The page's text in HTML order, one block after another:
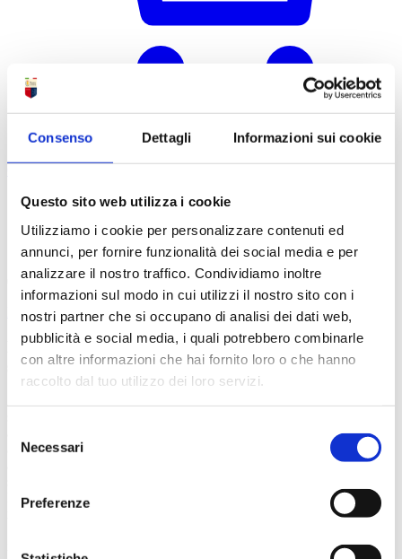
Consenso Dettagli Informazioni sui cookie
Questo sito web utilizza i cookie
Utilizziamo i cookie per personalizzare contenuti ed
annunci, per fornire funzionalità dei social media e per
analizzare il nostro traffico. Condividiamo inoltre
informazioni sul modo in cui utilizzi il nostro sito con i
nostri partner che si occupano di analisi dei dati web,
pubblicità e social media, i quali potrebbero combinarle
con altre informazioni che hai fornito loro o che hanno
raccolto dal tuo utilizzo dei loro servizi.
delNecessari
Preferenze
06/12/2022
Eventi
Laboratorio didattico “Natale con Gyps, il grifone
sbadato!”
a cura di Associazione Didattica Museale Abbiamo bisogno del tuo
aiuto, il Grifone Gyps è nei guai! Vieni a scoprire una nuova
avventura dove entrerà in gioco il tuo spirito di squadra e… il tuo
Museo. Tra i cimeli, trova gli indizi per aiutare il grifone Gyps a
ingredienti per portare a termine questa avventura, tra giochi di